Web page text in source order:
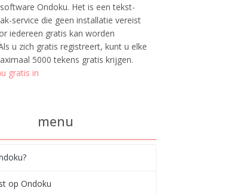
Ondoku. Het is een tekst-
service die geen installatie vereist
iedereen gratis kan worden
u zich gratis registreert, kunt u elke
5000 tekens gratis krijgen.
gratis in
menu
op Ondoku